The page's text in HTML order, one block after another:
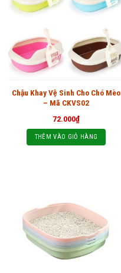
Chậu Khay Vệ Sinh Cho Chó Mèo
– Mã CKVS02
72.000₫
THÊM VÀO GIỎ HÀNG